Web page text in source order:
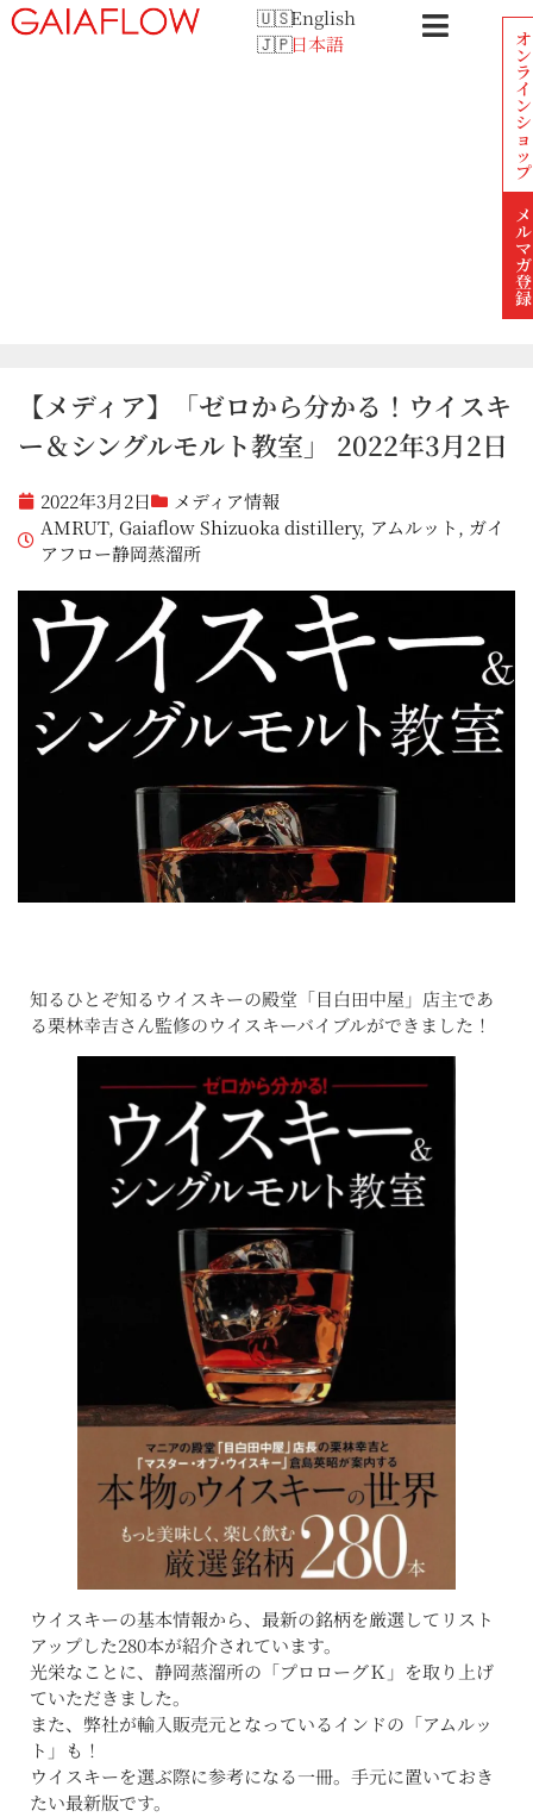
English
日本語
オ
ン
ラ
イ
ン
シ
ョ
ッ
プ
メ
ル
マ
ガ
登
録
【メディア】「ゼロから分かる！ウイスキ
ー＆シングルモルト教室」 2022年3月2日
2022年3月2日
メディア情報
AMRUT, Gaiaflow Shizuoka distillery, アムルット, ガイ
アフロー静岡蒸溜所
知るひとぞ知るウイスキーの殿堂「目白田中屋」店主であ
る栗林幸吉さん監修のウイスキーバイブルができました！
ウイスキーの基本情報から、最新の銘柄を厳選してリスト
アップした280本が紹介されています。
光栄なことに、静岡蒸溜所の「プロローグＫ」を取り上げ
ていただきました。
また、弊社が輸入販売元となっているインドの「アムルッ
ト」も！
ウイスキーを選ぶ際に参考になる一冊。手元に置いておき
たい最新版です。